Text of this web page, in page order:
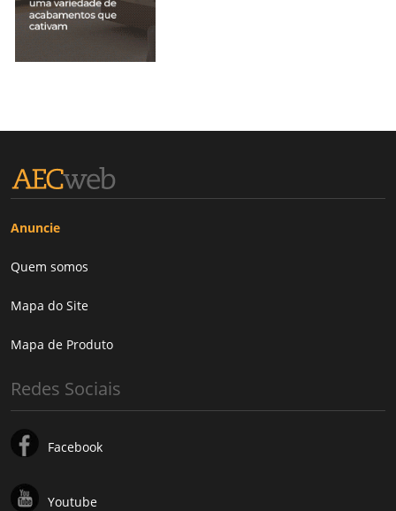
Anuncie
Quem somos
Mapa do Site
Mapa de Produto
Redes Sociais
Facebook
Youtube